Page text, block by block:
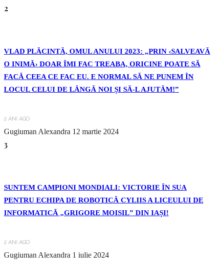
2
VLAD PLĂCINTĂ, OMUL ANULUI 2023: „PRIN ‹SALVEAVĂ
O INIMĂ› DOAR ÎMI FAC TREABA, ORICINE POATE SĂ
FACĂ CEEA CE FAC EU. E NORMAL SĂ NE PUNEM ÎN
LOCUL CELUI DE LÂNGĂ NOI ȘI SĂ-L AJUTĂM!”
2 ANI AGO
Gugiuman Alexandra 12 martie 2024
3
SUNTEM CAMPIONI MONDIALI: VICTORIE ÎN SUA
PENTRU ECHIPA DE ROBOTICĂ CYLIIS A LICEULUI DE
INFORMATICĂ „GRIGORE MOISIL” DIN IAȘI!
2 ANI AGO
Gugiuman Alexandra 1 iulie 2024